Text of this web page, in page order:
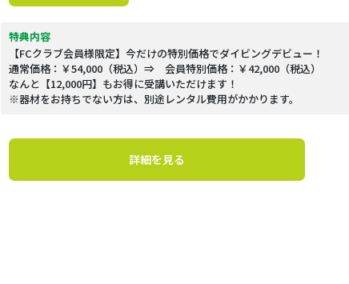
特典内容
【FCクラブ会員様限定】今だけの特別価格でダイビングデビュー！
通常価格：￥54,000（税込）⇒ 会員特別価格：￥42,000（税込）
なんと【12,000円】もお得に受講いただけます！
※器材をお持ちでない方は、別途レンタル費用がかかります。
詳細を見る